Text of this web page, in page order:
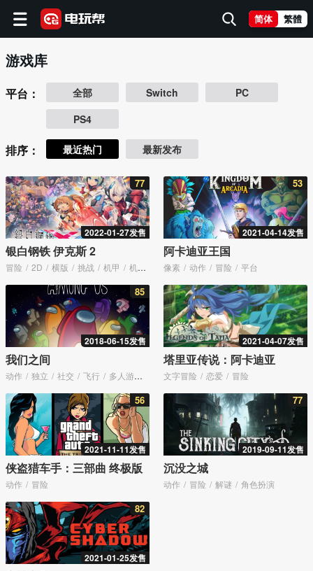
简体 繁體
游戏库
平台： 全部 Switch
PC
PS4
排序： 最近热门 最新发布
2022-01-27发售
77
银白钢铁 伊克斯 2
冒险 2D 横版 挑战 机甲 机器人 像素
2021-04-14发售
53
阿卡迪亚王国
像素 动作 冒险 平台
2018-06-15发售
85
我们之间
动作 独立 社交 飞行 多人游戏 聚会
2021-04-07发售
塔里亚传说：阿卡迪亚
文字冒险 恋爱 冒险
2021-11-11发售
56
侠盗猎车手：三部曲 终极版
动作 冒险
2019-09-11发售
77
沉没之城
动作 冒险 解谜 角色扮演
2021-01-25发售
82